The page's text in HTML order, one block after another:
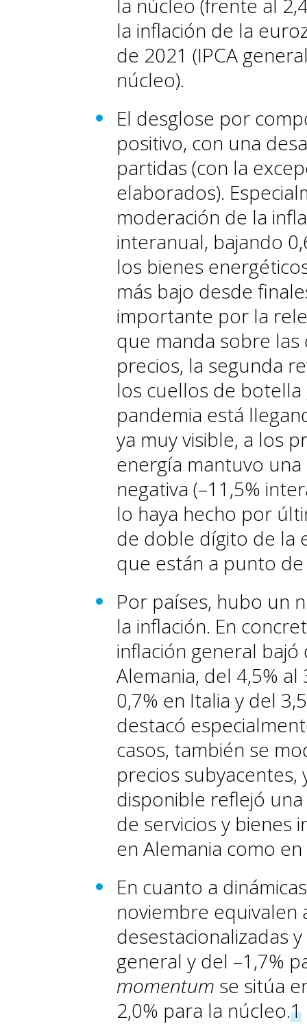
la núcleo (frente al
la inflación de la
de 2021 (IPCA
núcleo).
El desglose por
positivo, con una
partidas (con la
elaborados).
moderación de la
interanual, bajando
los bienes
más bajo desde
importante por la
que manda sobre las
precios, la segunda
los cuellos de
pandemia está
ya muy visible, a los
energía mantuvo
negativa (–11,5%
lo haya hecho por
de doble dígito de la
que están a punto
Por países, hubo un
la inflación. En
inflación general
Alemania, del 4,5% al
0,7% en Italia y del
destacó
casos, también se
precios
disponible reflejó
de servicios y bienes
en Alemania como
En cuanto a
noviembre equivalen
desestacionalizadas
general y del –1,7%
momentum se sitúa
2,0% para la núcleo.1